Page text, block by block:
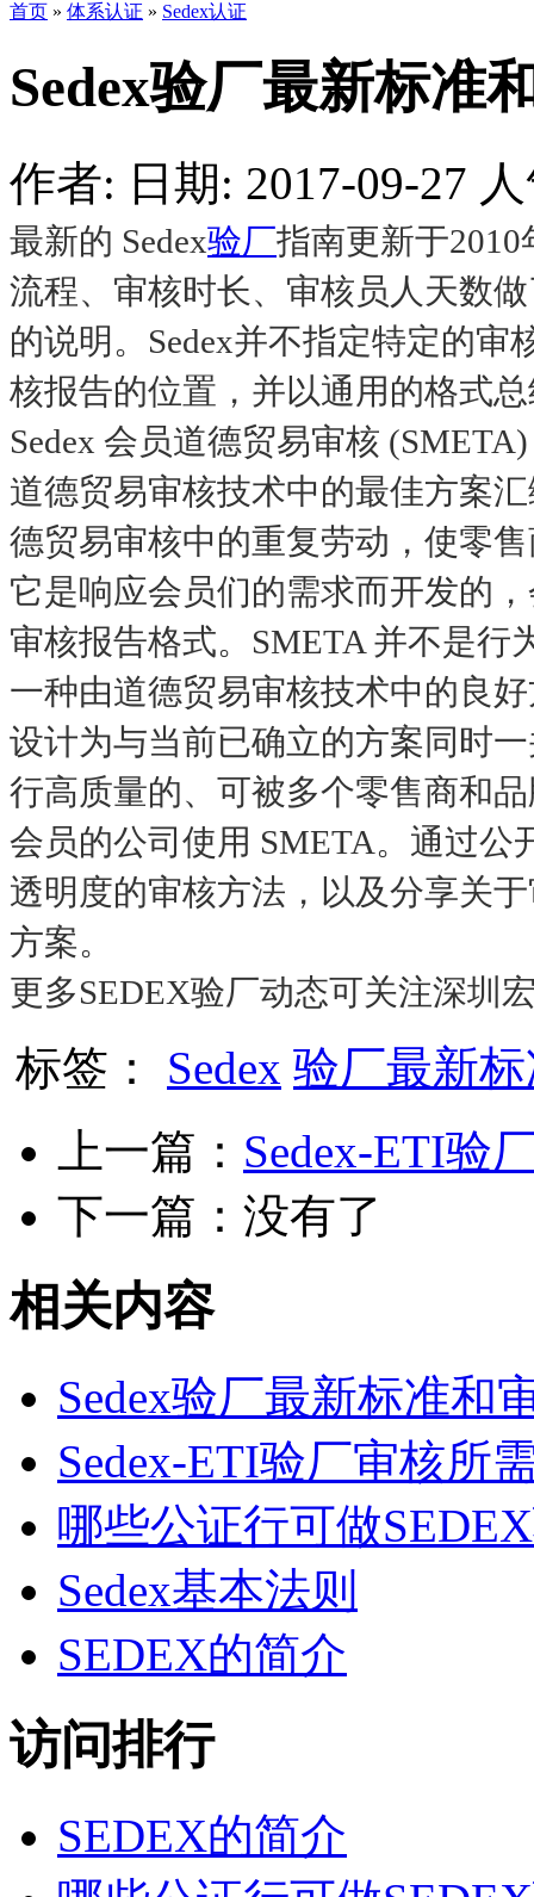
首页 » 体系认证 » Sedex认证
Sedex验厂最新标准
作者: 日期: 2017-09-27
最新的 Sedex验厂指南更新于
流程、审核时长、审核员人天数
的说明。 Sedex并不指定特定的审
核报告的位置，并以通用的格式
Sedex 会员道德贸易审核
道德贸易审核技术中的最佳方案
德贸易审核中的重复劳动，使零
它是响应会员们的需求而开发的
审核报告格式。SMETA 并不是
一种由道德贸易审核技术中的良
设计为与当前已确立的方案同时
行高质量的、可被多个零售商和
会员的公司使用 SMETA。通过公
透明度的审核方法，以及分享关
方案。
更多SEDEX验厂动态可关注深圳
标签： Sedex 验厂最新
上一篇： Sedex-ETI验
下一篇：没有了
相关内容
Sedex验厂最新标准和
Sedex-ETI验厂审核所
哪些公证行可做
Sedex基本法则
SEDEX的简介
访问排行
SEDEX的简介